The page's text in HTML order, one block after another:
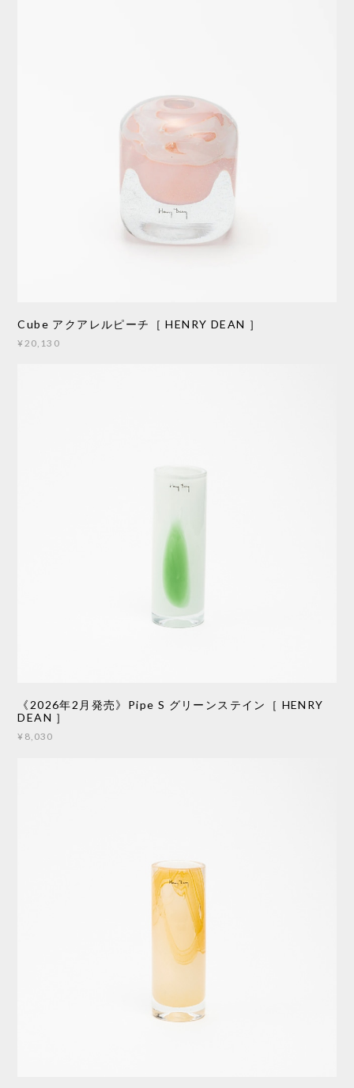
Cube アクアレルピーチ［ HENRY DEAN ］
¥20,130
《2026年2月発売》Pipe S グリーンステイン［ HENRY
DEAN ］
¥8,030